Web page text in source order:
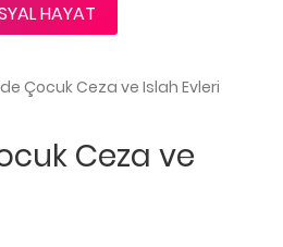
HAYAT
Çocuk Ceza ve Islah Evleri
Ceza ve